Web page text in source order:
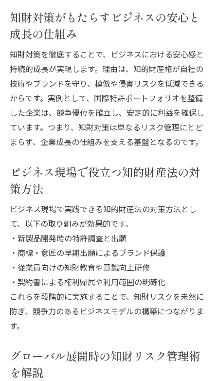
知財対策がもたらすビジネスの安心と
成長の仕組み
知財対策を徹底することで、ビジネスにおける安心感と
持続的成長が実現します。理由は、知的財産権が自社の
技術やブランドを守り、模倣や侵害リスクを低減できる
からです。実例として、国際特許ポートフォリオを整備
した企業は、競争優位を確立し、安定的に利益を確保し
ています。つまり、知財対策は単なるリスク管理にとど
まらず、企業成長の仕組みを支える基盤となるのです。
ビジネス現場で役立つ知的財産法の対
策方法
ビジネス現場で実践できる知的財産法の対策方法とし
て、以下の取り組みが効果的です。
・新製品開発時の特許調査と出願
・商標・意匠の早期出願によるブランド保護
・従業員向けの知財教育や意識向上研修
・契約書による権利帰属や利用範囲の明確化
これらを段階的に実施することで、知財リスクを未然に
防ぎ、競争力のあるビジネスモデルの構築につながりま
す。
グローバル展開時の知財リスク管理術
を解説